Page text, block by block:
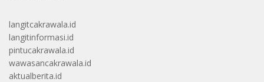
langitcakrawala.id
langitinformasi.id
pintucakrawala.id
wawasancakrawala.id
aktualberita.id